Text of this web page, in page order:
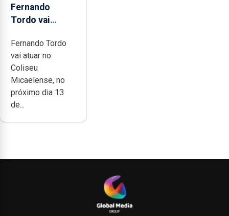
Fernando
Tordo vai
anos de
carreira no
Coliseu
Micaelense
Fernando Tordo
vai atuar no
Coliseu
Micaelense, no
próximo dia 13
de...